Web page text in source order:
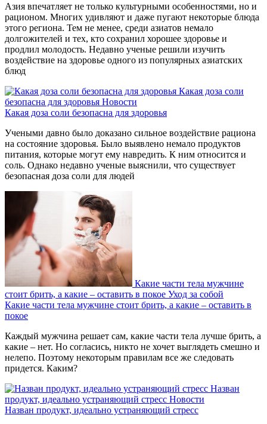
Азия впечатляет не только культурными особенностями, но и
рационом. Многих удивляют и даже пугают некоторые блюда
этого региона. Тем не менее, среди азиатов немало
долгожителей и тех, кто сохранил хорошее здоровье и
продлил молодость. Недавно ученые решили изучить
воздействие на здоровье одного из популярных азиатских
блюд
Какая доза соли
безопасна для здоровья Новости
Какая доза соли безопасна для здоровья
Учеными давно было доказано сильное воздействие рациона
на состояние здоровья. Было выявлено немало продуктов
питания, которые могут ему навредить. К ним относится и
соль. Однако недавно ученые выяснили, что существует
безопасная доза соли для людей
Какие части тела мужчине
стоит брить, а какие – оставить в покое Уход за собой
Какие части тела мужчине стоит брить, а какие – оставить в
покое
Каждый мужчина решает сам, какие части тела лучше брить, а
какие – нет. Но согласись, никто не хочет выглядеть смешно и
нелепо. Поэтому некоторым правилам все же следовать
придется. Каким?
Назван
продукт, идеально устраняющий стресс Новости
Назван продукт, идеально устраняющий стресс